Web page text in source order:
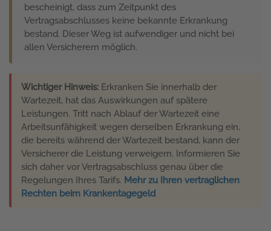
bescheinigt, dass zum Zeitpunkt des
Vertragsabschlusses keine bekannte Erkrankung
bestand. Dieser Weg ist aufwendiger und nicht bei
allen Versicherern möglich.
Wichtiger Hinweis: Erkranken Sie innerhalb der
Wartezeit, hat das Auswirkungen auf spätere
Leistungen. Tritt nach Ablauf der Wartezeit eine
Arbeitsunfähigkeit wegen derselben Erkrankung ein,
die bereits während der Wartezeit bestand, kann der
Versicherer die Leistung verweigern. Informieren Sie
sich daher vor Vertragsabschluss genau über die
Regelungen Ihres Tarifs. Mehr zu Ihren vertraglichen
Rechten beim Krankentagegeld